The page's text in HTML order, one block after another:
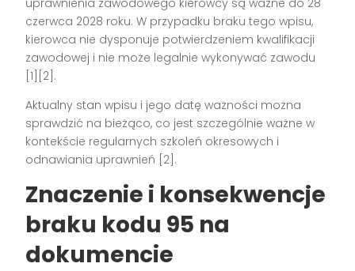
czerwca 2028 roku. W przypadku braku tego wpisu,
kierowca nie dysponuje potwierdzeniem kwalifikacji
zawodowej i nie może legalnie wykonywać zawodu
[1][2].
Aktualny stan wpisu i jego datę ważności można
sprawdzić na bieżąco, co jest szczególnie ważne w
kontekście regularnych szkoleń okresowych i
odnawiania uprawnień [2].
Znaczenie i konsekwencje
braku kodu 95 na
dokumencie